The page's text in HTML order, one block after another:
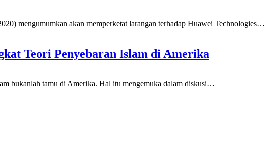
mengumumkan akan memperketat larangan terhadap Huawei Technologies…
Teori Penyebaran Islam di Amerika
bukanlah tamu di Amerika. Hal itu mengemuka dalam diskusi…